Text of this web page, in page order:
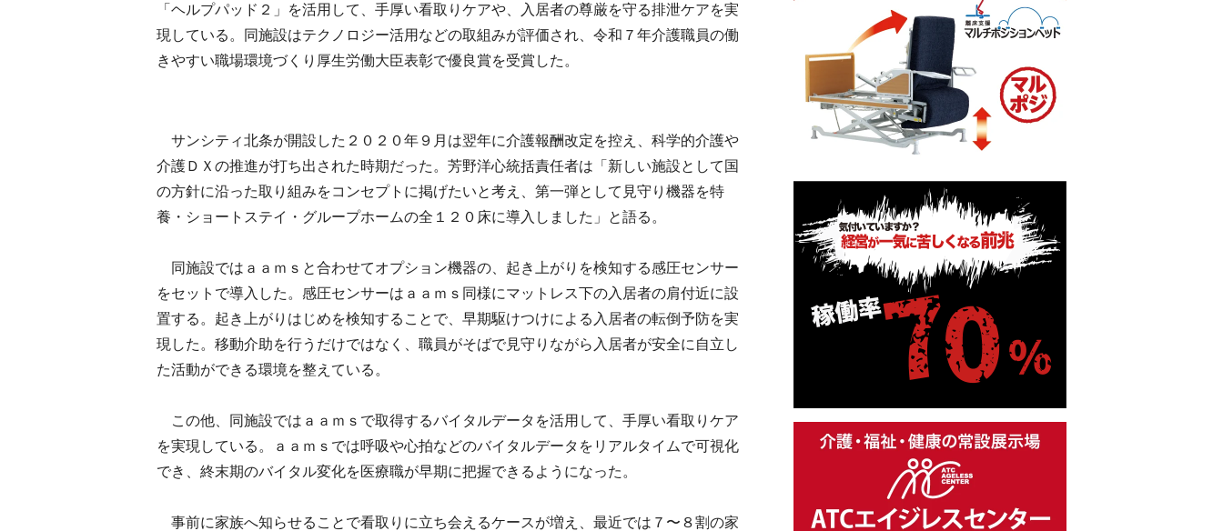
「ヘルプパッド２」を活用して、手厚い看取りケアや、入居者の尊厳を守る排泄ケアを実
現している。同施設はテクノロジー活用などの取組みが評価され、令和７年介護職員の働
きやすい職場環境づくり厚生労働大臣表彰で優良賞を受賞した。
サンシティ北条が開設した２０２０年９月は翌年に介護報酬改定を控え、科学的介護や
介護ＤＸの推進が打ち出された時期だった。芳野洋心統括責任者は「新しい施設として国
の方針に沿った取り組みをコンセプトに掲げたいと考え、第一弾として見守り機器を特
養・ショートステイ・グループホームの全１２０床に導入しました」と語る。
同施設ではａａｍｓと合わせてオプション機器の、起き上がりを検知する感圧センサー
をセットで導入した。感圧センサーはａａｍｓ同様にマットレス下の入居者の肩付近に設
置する。起き上がりはじめを検知することで、早期駆けつけによる入居者の転倒予防を実
現した。移動介助を行うだけではなく、職員がそばで見守りながら入居者が安全に自立し
た活動ができる環境を整えている。
この他、同施設ではａａｍｓで取得するバイタルデータを活用して、手厚い看取りケア
を実現している。ａａｍｓでは呼吸や心拍などのバイタルデータをリアルタイムで可視化
でき、終末期のバイタル変化を医療職が早期に把握できるようになった。
事前に家族へ知らせることで看取りに立ち会えるケースが増え、最近では７〜８割の家